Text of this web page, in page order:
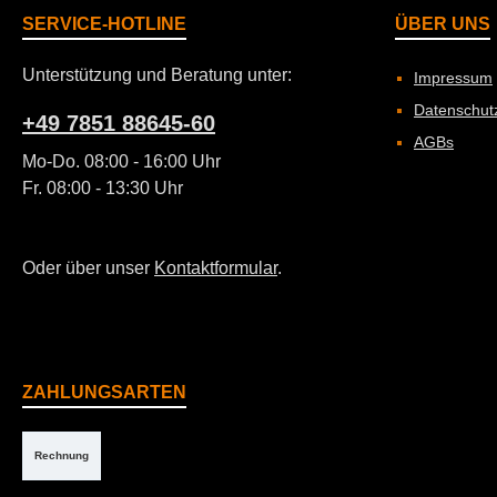
SERVICE-HOTLINE
Unterstützung und Beratung unter:
+49 7851 88645-60
Mo-Do. 08:00 - 16:00 Uhr
Fr. 08:00 - 13:30 Uhr
Oder über unser Kontaktformular.
ÜBER UNS
Impressum
AGBs
ZAHLUNGSARTEN
Rechnung